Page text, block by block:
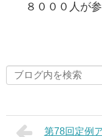
８０００人が参
第78回定例